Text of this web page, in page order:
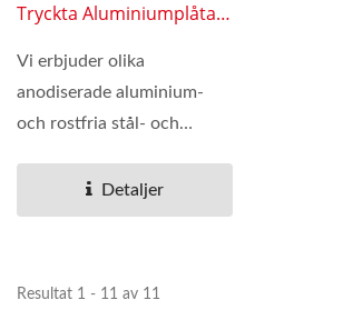
Tryckta Aluminiumplåtar
Vi erbjuder olika
anodiserade aluminium-
och rostfria stål- och
(utrustningsidentifieringsskyltar)...
Detaljer
Resultat 1 - 11 av 11